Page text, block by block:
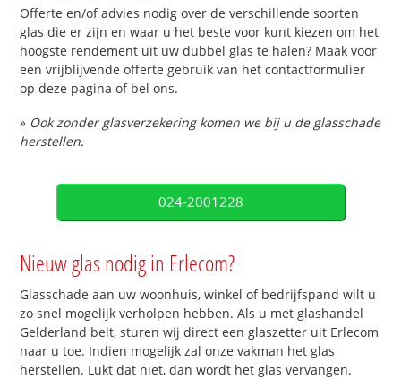
Offerte en/of advies nodig over de verschillende soorten
glas die er zijn en waar u het beste voor kunt kiezen om het
hoogste rendement uit uw dubbel glas te halen? Maak voor
een vrijblijvende offerte gebruik van het contactformulier
op deze pagina of bel ons.
» Ook zonder glasverzekering komen we bij u de glasschade
herstellen.
024-2001228
Nieuw glas nodig in Erlecom?
Glasschade aan uw woonhuis, winkel of bedrijfspand wilt u
zo snel mogelijk verholpen hebben. Als u met glashandel
Gelderland belt, sturen wij direct een glaszetter uit Erlecom
naar u toe. Indien mogelijk zal onze vakman het glas
herstellen. Lukt dat niet, dan wordt het glas vervangen.